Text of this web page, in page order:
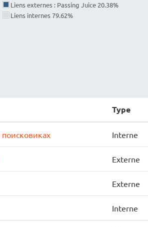
Liens externes : Passing Juice 20.38%
Liens internes 79.62%
Type
Interne
Externe
Externe
Interne